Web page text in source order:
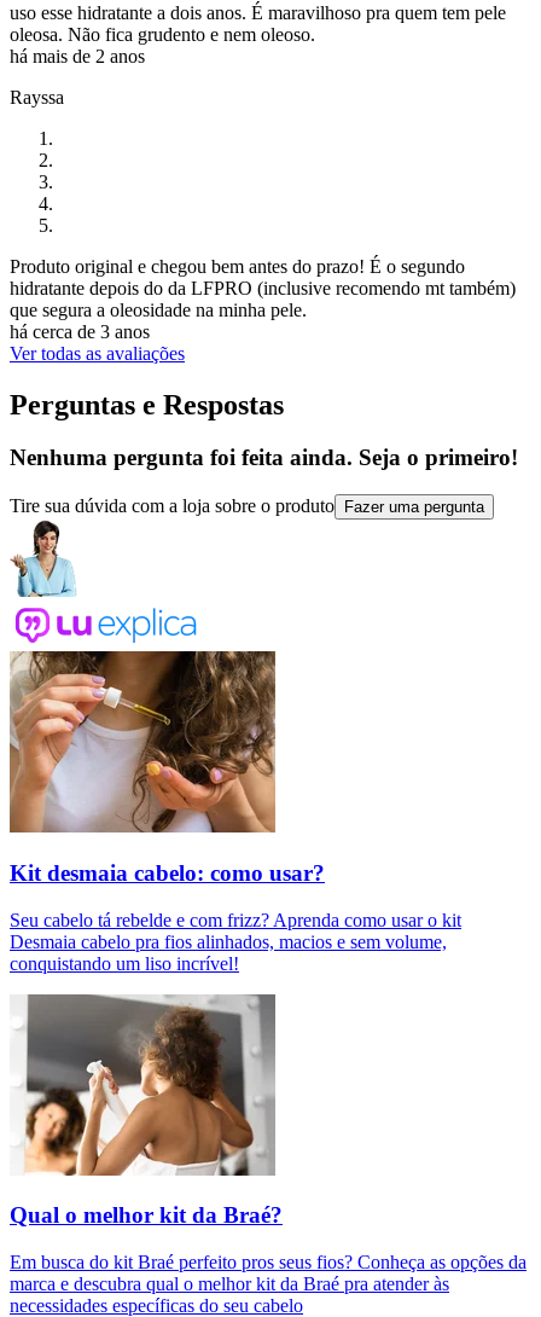
uso esse hidratante a dois anos. É maravilhoso pra quem tem pele
oleosa. Não fica grudento e nem oleoso.
há mais de 2 anos
Rayssa
Produto original e chegou bem antes do prazo! É o segundo
hidratante depois do da LFPRO (inclusive recomendo mt também)
que segura a oleosidade na minha pele.
há cerca de 3 anos
Ver todas as avaliações
Perguntas e Respostas
Nenhuma pergunta foi feita ainda. Seja o primeiro!
Tire sua dúvida com a loja sobre o produto Fazer uma pergunta
Kit desmaia cabelo: como usar?
Seu cabelo tá rebelde e com frizz? Aprenda como usar o kit
Desmaia cabelo pra fios alinhados, macios e sem volume,
conquistando um liso incrível!
Qual o melhor kit da Braé?
Em busca do kit Braé perfeito pros seus fios? Conheça as opções da
marca e descubra qual o melhor kit da Braé pra atender às
necessidades específicas do seu cabelo